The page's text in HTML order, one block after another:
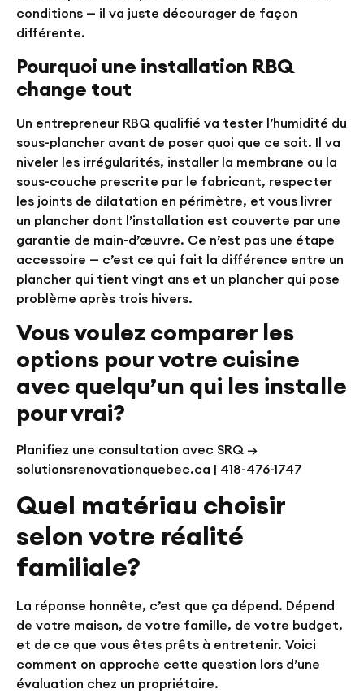
conditions — il va juste décourager de façon
différente.
Pourquoi une installation RBQ
change tout
Un entrepreneur RBQ qualifié va tester l’humidité du
sous-plancher avant de poser quoi que ce soit. Il va
niveler les irrégularités, installer la membrane ou la
sous-couche prescrite par le fabricant, respecter
les joints de dilatation en périmètre, et vous livrer
un plancher dont l’installation est couverte par une
garantie de main-d’œuvre. Ce n’est pas une étape
accessoire — c’est ce qui fait la différence entre un
plancher qui tient vingt ans et un plancher qui pose
problème après trois hivers.
Vous voulez comparer les
options pour votre cuisine
avec quelqu’un qui les installe
pour vrai?
Planifiez une consultation avec SRQ →
solutionsrenovationquebec.ca | 418-476-1747
Quel matériau choisir
selon votre réalité
familiale?
La réponse honnête, c’est que ça dépend. Dépend
de votre maison, de votre famille, de votre budget,
et de ce que vous êtes prêts à entretenir. Voici
comment on approche cette question lors d’une
évaluation chez un propriétaire.